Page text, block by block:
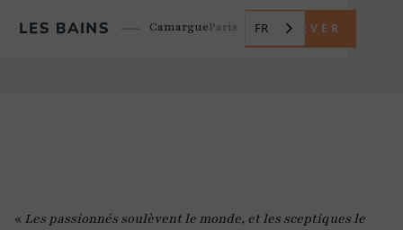
CamargueParis FR
RÉSERVER
« Les passionnés soulèvent le monde, et les sceptiques le